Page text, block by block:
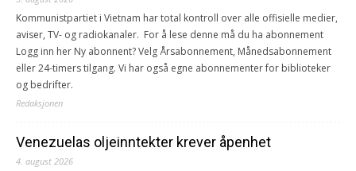
Kommunistpartiet i Vietnam har total kontroll over alle offisielle medier,
aviser, TV- og radiokanaler. For å lese denne må du ha abonnement
Logg inn her Ny abonnent? Velg Årsabonnement, Månedsabonnement
eller 24-timers tilgang. Vi har også egne abonnementer for biblioteker
og bedrifter.
Redaksjonen
Venezuelas oljeinntekter krever åpenhet
4. august 2026